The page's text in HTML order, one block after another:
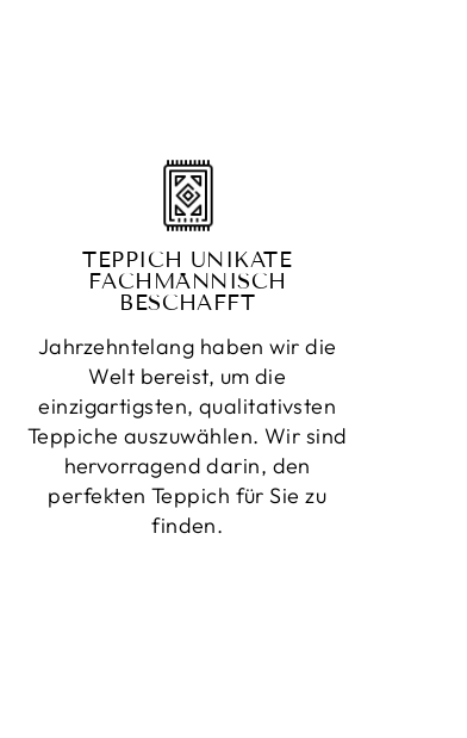
TEPPICH UNIKATE
FACHMÄNNISCH
BESCHAFFT
Jahrzehntelang haben wir die
Welt bereist, um die
einzigartigsten, qualitativsten
Teppiche auszuwählen. Wir sind
hervorragend darin, den
perfekten Teppich für Sie zu
finden.